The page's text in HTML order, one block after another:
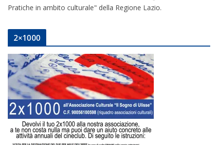
Pratiche in ambito culturale" della Regione Lazio.
2×1000